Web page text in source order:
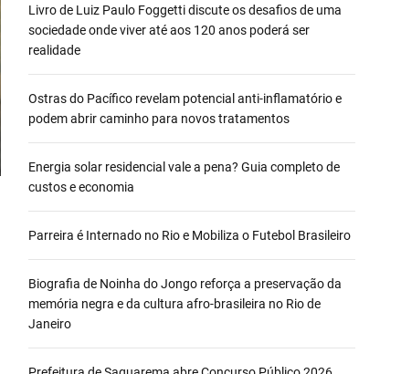
Livro de Luiz Paulo Foggetti discute os desafios de uma
sociedade onde viver até aos 120 anos poderá ser
realidade
Ostras do Pacífico revelam potencial anti-inflamatório e
podem abrir caminho para novos tratamentos
Energia solar residencial vale a pena? Guia completo de
custos e economia
Parreira é Internado no Rio e Mobiliza o Futebol Brasileiro
Biografia de Noinha do Jongo reforça a preservação da
memória negra e da cultura afro-brasileira no Rio de
Janeiro